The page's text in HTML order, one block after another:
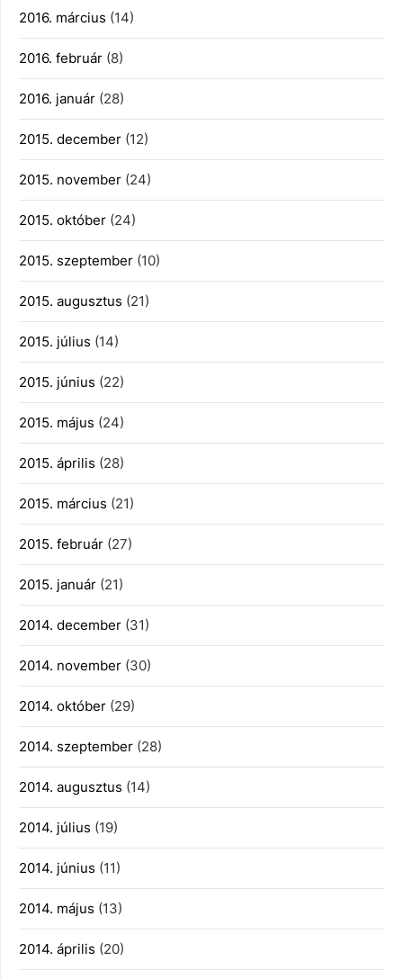
2016. március (14)
2016. február (8)
2016. január (28)
2015. december (12)
2015. november (24)
2015. október (24)
2015. szeptember (10)
2015. augusztus (21)
2015. július (14)
2015. június (22)
2015. május (24)
2015. április (28)
2015. március (21)
2015. február (27)
2015. január (21)
2014. december (31)
2014. november (30)
2014. október (29)
2014. szeptember (28)
2014. augusztus (14)
2014. július (19)
2014. június (11)
2014. május (13)
2014. április (20)